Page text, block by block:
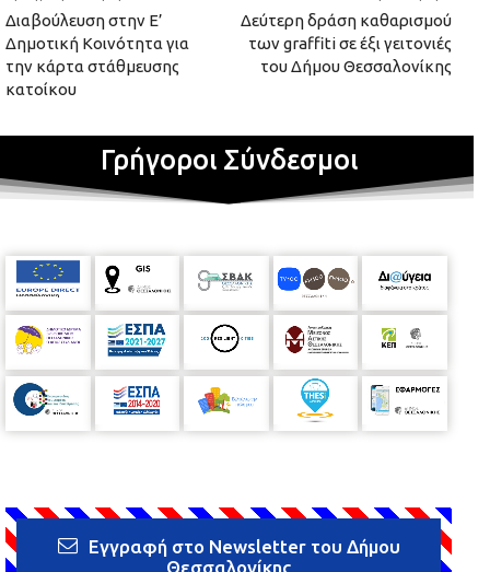
Διαβούλευση στην Ε’
Δημοτική Κοινότητα για
την κάρτα στάθμευσης
κατοίκου
Δεύτερη δράση καθαρισμού
των graffiti σε έξι γειτονιές
του Δήμου Θεσσαλονίκης
Γρήγοροι Σύνδεσμοι
Εγγραφή στο Newsletter του Δήμου
Θεσσαλονίκης